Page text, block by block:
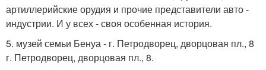
артиллерийские орудия и прочие представители авто -
индустрии. И у всех - своя особенная история.
5. музей семьи Бенуа - г. Петродворец, дворцовая пл., 8
г. Петродворец, дворцовая пл., 8.